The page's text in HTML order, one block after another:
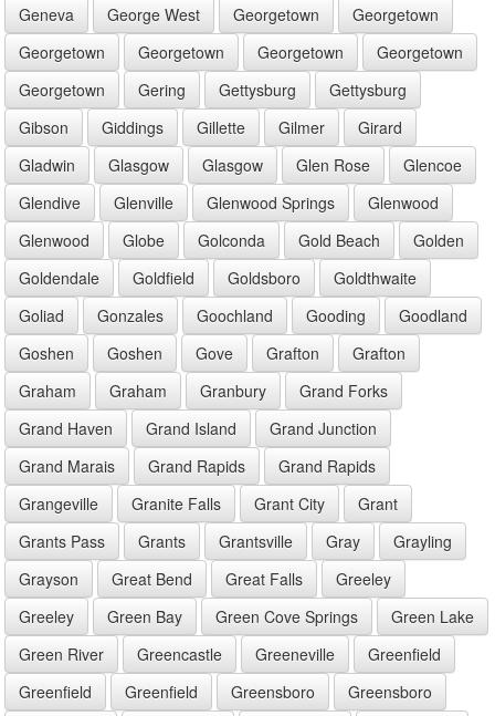
Geneva
George West Georgetown
Georgetown
Georgetown
Georgetown Georgetown
Georgetown
Georgetown
Gering Gettysburg
Gettysburg
Gibson
Giddings Gillette Gilmer
Girard
Gladwin
Glasgow Glasgow Glen Rose
Glencoe
Glendive
Glenville Glenwood Springs
Glenwood
Glenwood
Globe Golconda Gold Beach
Golden
Goldendale
Goldfield Goldsboro
Goldthwaite
Goliad
Gonzales Goochland Gooding
Goodland
Goshen
Goshen Gove Grafton
Grafton
Graham
Graham Granbury
Grand Forks
Grand Haven
Grand Island
Grand Junction
Grand Marais
Grand Rapids
Grand Rapids
Grangeville
Granite Falls Grant City
Grant
Grants Pass
Grants Grantsville Gray
Grayling
Grayson
Great Bend Great Falls
Greeley
Greeley
Green Bay Green Cove Springs
Green Lake
Green River
Greencastle Greeneville
Greenfield
Greenfield
Greenfield Greensboro
Greensboro